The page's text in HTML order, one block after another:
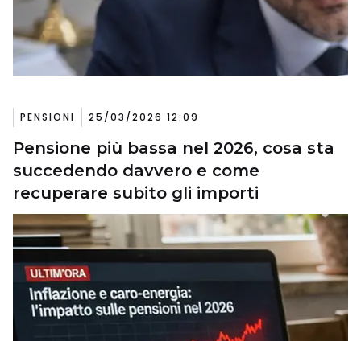
PENSIONI 25/03/2026 12:09
Pensione più bassa nel 2026, cosa sta
succedendo davvero e come
recuperare subito gli importi